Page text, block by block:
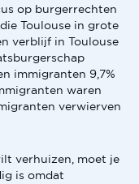
op burgerrechten
Toulouse in grote
verblijf in Toulouse
immigranten 9,7%
waren
verwierven
verhuizen, moet je
is omdat